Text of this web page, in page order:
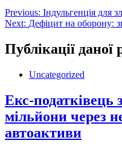
Навігація
записів
Previous: Індульгенція для
Next: Дефіцит на оборону:
Публікації даної
Uncategorized
Екс-податківець
мільйони через
автоактиви